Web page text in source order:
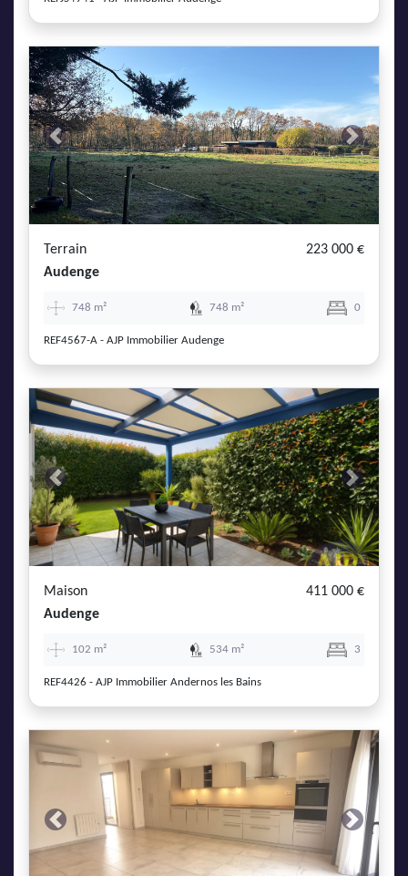
Previous Next
Terrain
223 000 €
Audenge
748 m² 748 m² 0
REF4567-A - AJP Immobilier Audenge
Previous Next
Maison
411 000 €
Audenge
102 m² 534 m² 3
REF4426 - AJP Immobilier Andernos les Bains
Previous Next